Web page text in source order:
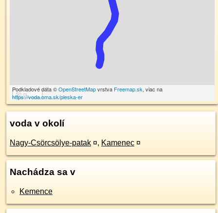
50 m
Podkladové dáta ©OpenStreetMapvrstva Freemap.sk, viac na
https://voda.oma.sk/pleska-er
voda v okolí
Nagy-Csörcsölye-patak ¤, Kamenec ¤
Nachádza sa v
Kemence